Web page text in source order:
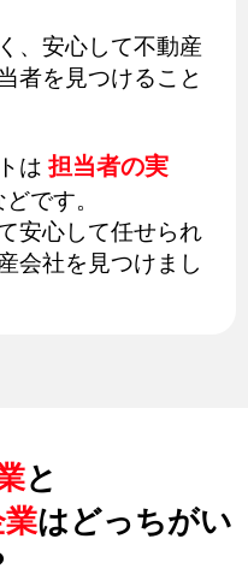
、安心して不動産
者を見つけること
は 担当者の実
どです。
安心して任せられ
会社を見つけまし
と
はどっちがい